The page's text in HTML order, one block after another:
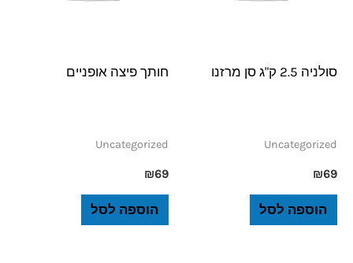
סולניה 2.5 ק"ג סן מרזנו
Uncategorized
₪69
הוספה לסל
חותך פיצה אופניים
Uncategorized
₪69
הוספה לסל